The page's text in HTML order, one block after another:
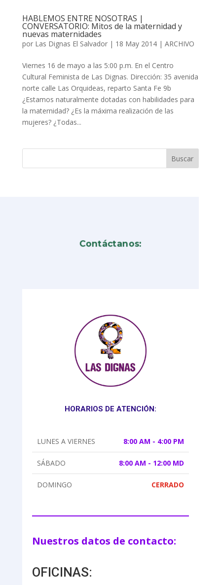
HABLEMOS ENTRE NOSOTRAS |
CONVERSATORIO: Mitos de la maternidad y
nuevas maternidades
por Las Dignas El Salvador| 18 May 2014| ARCHIVO
Viernes 16 de mayo a las 5:00 p.m. En el Centro
Cultural Feminista de Las Dignas. Dirección: 35 avenida
norte calle Las Orquideas, reparto Santa Fe 9b
¿Estamos naturalmente dotadas con habilidades para
la maternidad? ¿Es la máxima realización de las
mujeres? ¿Todas...
Contáctanos:
HORARIOS DE ATENCIÓN:
LUNES A VIERNES 8:00 AM - 4:00 PM
SÁBADO 8:00 AM - 12:00 MD
DOMINGO CERRADO
Nuestros datos de contacto:
OFICINAS: